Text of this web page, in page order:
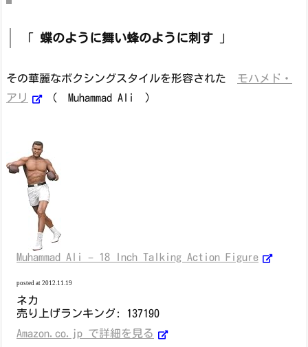
「 蝶のように舞い蜂のように刺す 」
その華麗なボクシングスタイルを形容された モハメド・
アリ
（ Muhammad Ali ）
Muhammad Ali – 18 Inch Talking Action Figure
posted at 2012.11.19
ネカ
売り上げランキング: 137190
Amazon.co.jp で詳細を見る